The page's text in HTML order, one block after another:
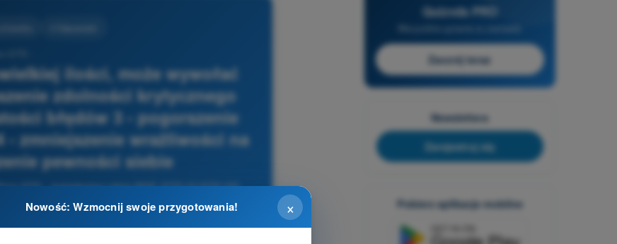
ilości, może wywołać
zdolności krytycznego
błędów 3 - pogorszenie
- zmniejszenie wrażliwości na
pewności siebie
STS - świadectwo pilota BSP (STS-01/STS-02)
Quizvds PRO
Zacznij teraz
Newslettera
Zarejestruj się
Pobierz aplikacje mobilne
×
Nowość: Wzmocnij swoje przygotowania!